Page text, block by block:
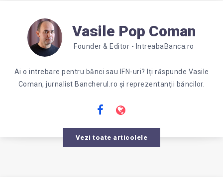
Vasile Pop Coman
Founder & Editor - IntreabaBanca.ro
Ai o intrebare pentru bănci sau IFN-uri? Iți răspunde Vasile
Coman, jurnalist Bancherul.ro și reprezentanții băncilor.
Vezi toate articolele